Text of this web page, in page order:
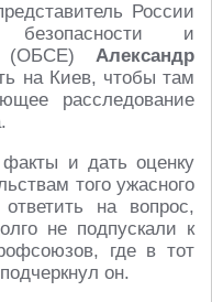
России
и
(ОБСЕ) Александр
на Киев, чтобы там
расследование
факты и дать оценку
того ужасного
на вопрос,
не подпускали к
где в тот
он.